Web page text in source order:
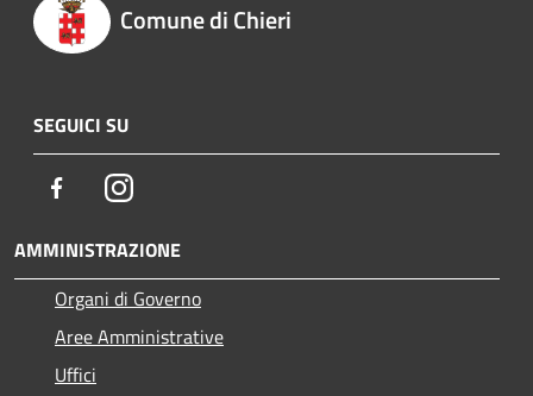
Comune di Chieri
SEGUICI SU
FacebookInstagram
AMMINISTRAZIONE
Organi di Governo
Aree Amministrative
Uffici